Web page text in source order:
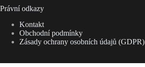
Právní odkazy
Kontakt
Obchodní podmínky
Zásady ochrany osobních údajů (GDPR)